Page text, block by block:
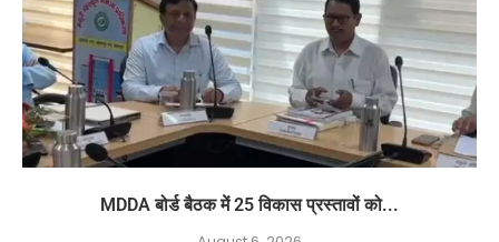
MDDA बोर्ड बैठक में 25 विकास प्रस्तावों को...